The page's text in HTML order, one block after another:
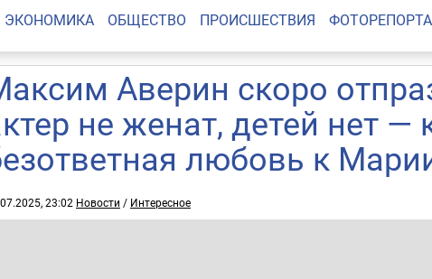
ЭКОНОМИКА ОБЩЕСТВО ПРОИСШЕСТВИЯ
Аверин скоро
не женат, детей нет —
любовь к
23:02 Новости / Интересное